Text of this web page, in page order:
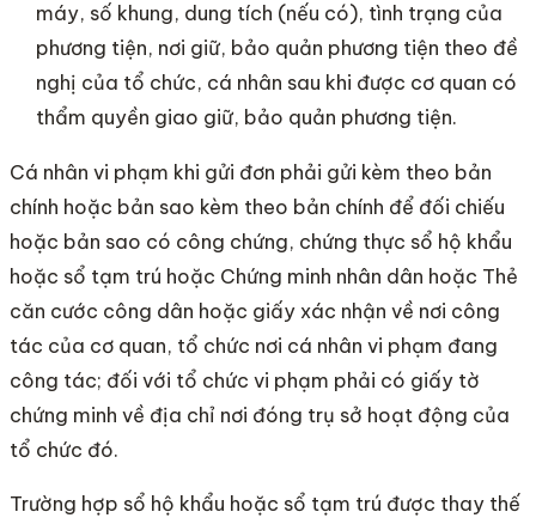
máy, số khung, dung tích (nếu có), tình trạng của
phương tiện, nơi giữ, bảo quản phương tiện theo đề
nghị của tổ chức, cá nhân sau khi được cơ quan có
thẩm quyền giao giữ, bảo quản phương tiện.
Cá nhân vi phạm khi gửi đơn phải gửi kèm theo bản
chính hoặc bản sao kèm theo bản chính để đối chiếu
hoặc bản sao có công chứng, chứng thực sổ hộ khẩu
hoặc sổ tạm trú hoặc Chứng minh nhân dân hoặc Thẻ
căn cước công dân hoặc giấy xác nhận về nơi công
tác của cơ quan, tổ chức nơi cá nhân vi phạm đang
công tác; đối với tổ chức vi phạm phải có giấy tờ
chứng minh về địa chỉ nơi đóng trụ sở hoạt động của
tổ chức đó.
Trường hợp sổ hộ khẩu hoặc sổ tạm trú được thay thế